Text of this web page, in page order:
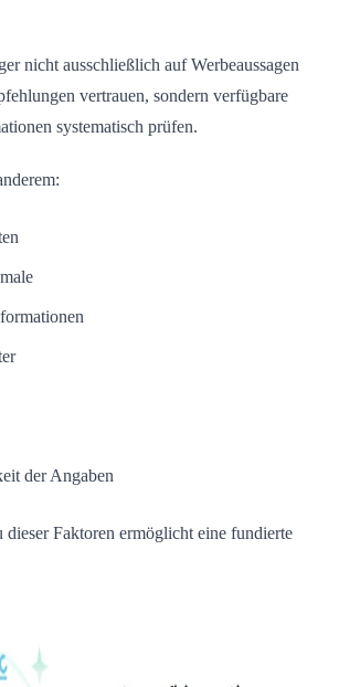
nicht ausschließlich auf Werbeaussagen
vertrauen, sondern verfügbare
systematisch prüfen.
der Angaben
dieser Faktoren ermöglicht eine fundierte